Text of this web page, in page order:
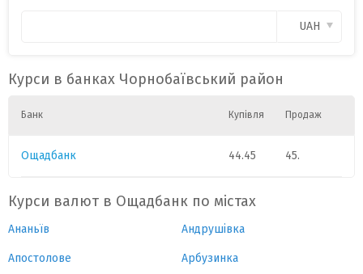
UAH
Курси в банках Чорнобаївський район
Банк Купівля Продаж
Ощадбанк 44.45 45.
Курси валют в Ощадбанк по містах
Ананьїв Андрушівка
Апостолове Арбузинка